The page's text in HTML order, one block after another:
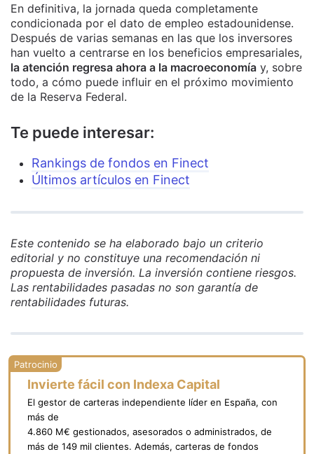
En definitiva, la jornada queda completamente
condicionada por el dato de empleo estadounidense.
Después de varias semanas en las que los inversores
han vuelto a centrarse en los beneficios empresariales,
la atención regresa ahora a la macroeconomía y, sobre
todo, a cómo puede influir en el próximo movimiento
de la Reserva Federal.
Te puede interesar:
Rankings de fondos en Finect
Últimos artículos en Finect
Este contenido se ha elaborado bajo un criterio
editorial y no constituye una recomendación ni
propuesta de inversión. La inversión contiene riesgos.
Las rentabilidades pasadas no son garantía de
rentabilidades futuras.
Invierte fácil con Indexa Capital
El gestor de carteras independiente líder en España, con
más de
4.860 M€ gestionados, asesorados o administrados, de
más de 149 mil clientes. Además, carteras de fondos